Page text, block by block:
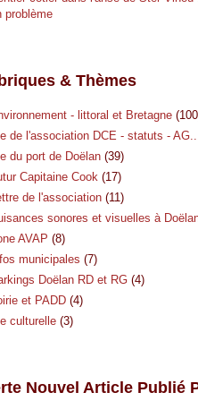
problème
& Thèmes
- littoral et Bretagne
de l'association DCE - statuts -
du port de Doëlan (39)
Capitaine Cook (17)
de l'association (11)
sonores et visuelles à
AVAP (8)
municipales (7)
Doëlan RD et RG (4)
et PADD (4)
culturelle (3)
Nouvel Article Publié